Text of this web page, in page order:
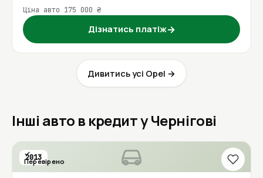
Ціна авто 175 000 ₴
Дізнатись платіж→
Дивитись усі Opel →
Інші авто в кредит у Чернігові
2013
Перевірено